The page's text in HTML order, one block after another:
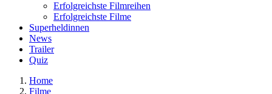
Erfolgreichste Filmreihen
Erfolgreichste Filme
Superheldinnen
News
Trailer
Quiz
Home
Filme